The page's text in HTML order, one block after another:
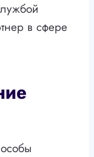
в сфере